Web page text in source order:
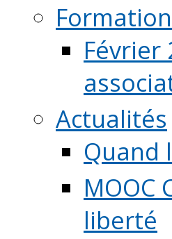
Actualités
Quand
MOOC
liberté